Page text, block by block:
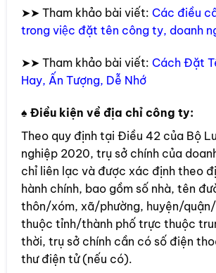
➤➤ Tham khảo bài viết: Các điều
trong việc đặt tên công ty, doanh
➤➤ Tham khảo bài viết: Cách Đặt
Hay, Ấn Tượng, Dễ Nhớ
♠ Điều kiện về địa chỉ công ty:
Theo quy định tại Điều 42 của Bộ
nghiệp 2020, trụ sở chính của
chỉ liên lạc và được xác định theo
hành chính, bao gồm số nhà, tên
thôn/xóm, xã/phường, huyện/
thuộc tỉnh/thành phố trực thuộc
thời, trụ sở chính cần có số điện
thư điện tử (nếu có).